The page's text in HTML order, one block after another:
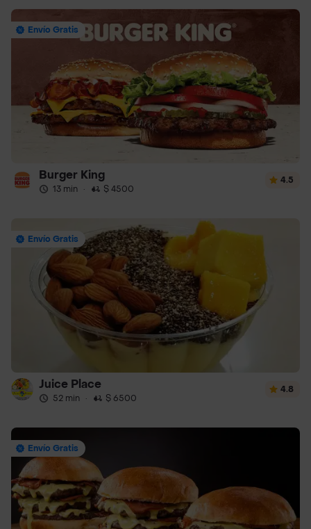
Envío Gratis
Burger King
13 min · $ 4500
4.5
Envío Gratis
Juice Place
52 min · $ 6500
4.8
Envío Gratis